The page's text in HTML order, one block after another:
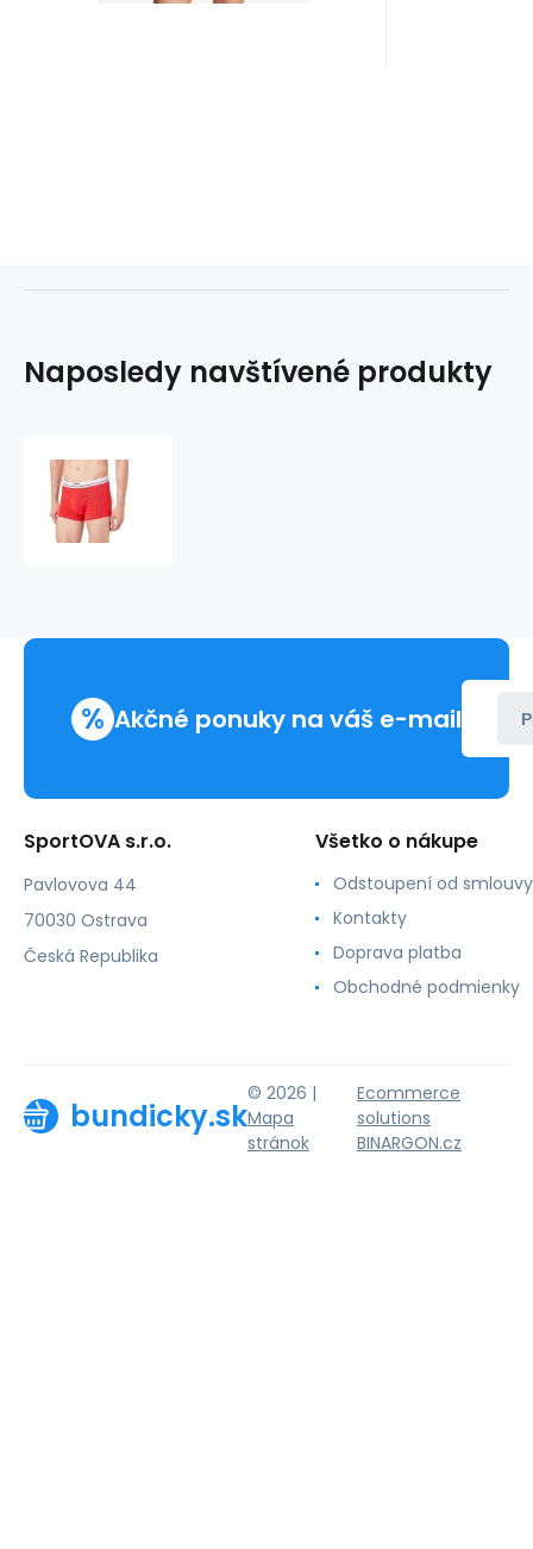
Naposledy navštívené produkty
% Akčné ponuky na váš e-mail
SportOVA s.r.o.
Pavlovova 44
70030 Ostrava
Česká Republika
Všetko o nákupe
Odstoupení od smlouvy
Kontakty
Doprava platba
Obchodné podmienky
bundicky.sk
© 2026 |
Mapa
stránok
Ecommerce
solutions
BINARGON.cz